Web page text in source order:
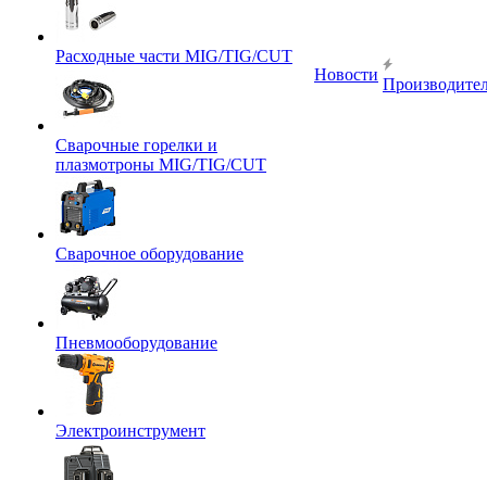
Расходные части MIG/TIG/CUT
Сварочные горелки и
плазмотроны MIG/TIG/CUT
Сварочное оборудование
Пневмооборудование
Электроинструмент
Новости